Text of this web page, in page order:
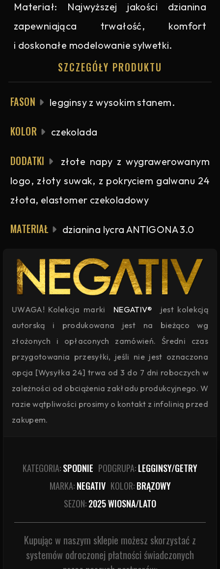
Materiał: Najwyższej jakości dzianina
zapewniająca trwałość, komfort
i doskonałe modelowanie sylwetki.
SZCZEGÓŁY PRODUKTU
FASON legginsy z wysokim stanem.
KOLOR czekolada
DODATKI
złote napy z wygrawerowanym
logo, złoty suwak, z pokryciem galwanu 24
złota, elastomer czekoladowy
MATERIAŁ dzianina lycra ANTIGONA 3.0
UWAGA! Kolekcja marki NEGATIV®
jest kolekcją
autorską i produkowana jest na bieżąco wg
złożonych i opłaconych zamówień. Średni czas
przygotowania przesyłki, jeśli nie jest oznaczona
opcja [Wysyłka 24] trwa od 3 do 7 dni roboczych w
zależności od obciążenia zakładu produkcyjnego. W
razie wątpliwości prosimy o kontakt z infolinią przed
zakupem.
KATEGORIA:SPODNIE PODGRUPA:LEGGINSY/GETRY
MARKA:NEGATIV KOLOR:BRĄZOWY
SEZON:2025 WIOSNA/LATO
Kupując w naszym sklepie możesz skorzystać z
systemów odroczonej płatności świadczonych